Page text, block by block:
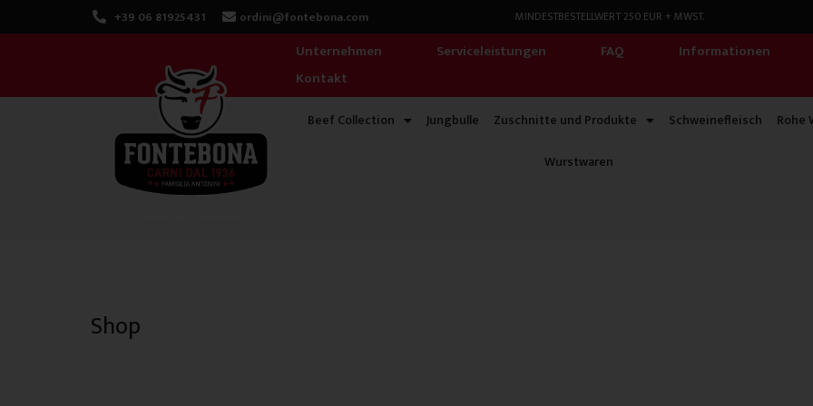
Inhalt
+39 06 81925431 ordini@fontebona.com MINDESTBESTELLWERT 250 EUR + MWST.
Unternehmen
Serviceleistungen FAQ Informationen
Kontakt
Beef Collection Jungbulle Zuschnitte und Produkte Schweinefleisch
Rohe
Wurstwaren
Shop